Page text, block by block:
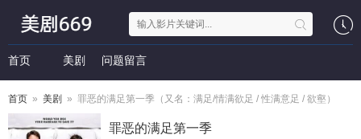
首页 美剧 问题留言
首页 » 美剧 » 罪恶的满足第一季（又名：满足/情满欲足 / 性满意足 / 欲壑）
罪恶的满足第一季